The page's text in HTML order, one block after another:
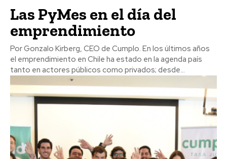
Las PyMes en el día del
emprendimiento
Por Gonzalo Kirberg, CEO de Cumplo. En los últimos años
el emprendimiento en Chile ha estado en la agenda país
tanto en actores públicos como privados; desde...